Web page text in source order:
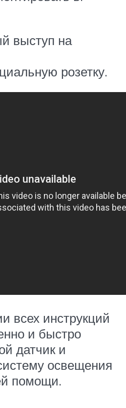
выступ на
розетку.
всех инструкций
и быстро
датчик и
освещения
помощи.